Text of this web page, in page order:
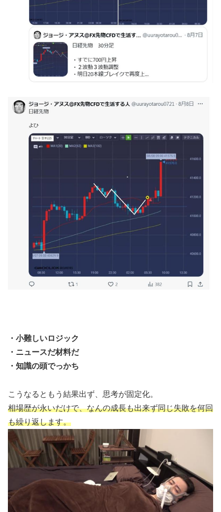
・小難しいロジック
・ニュースだ材料だ
・知識の頭でっかち
こうなるともう結果出ず、思考が固定化。
相場歴が永いだけで、なんの成長も出来ず同じ失敗を何回
も繰り返します。